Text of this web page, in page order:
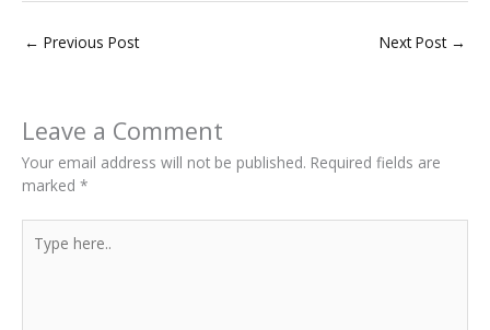
← Previous Post Next Post →
Leave a Comment
Your email address will not be published. Required fields are
marked *
here..